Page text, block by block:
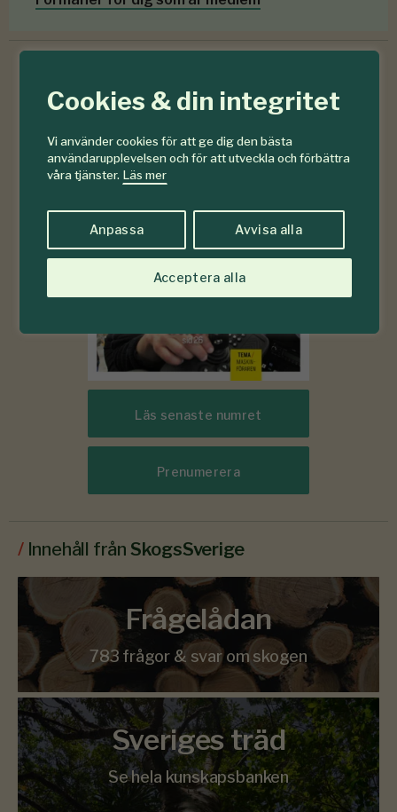
Cookies & din integritet
Vi använder cookies för att ge dig den bästa
användarupplevelsen och för att utveckla och förbättra
våra tjänster. Läs mer
Anpassa Avvisa alla
Acceptera alla
6-7
2026
Läs senaste numret
Prenumerera
/ Innehåll från SkogsSverige
Frågelådan
783 frågor & svar om skogen
Sveriges träd
Se hela kunskapsbanken